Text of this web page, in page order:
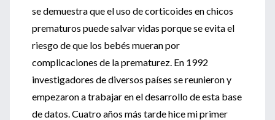
se demuestra que el uso de corticoides en chicos
prematuros puede salvar vidas porque se evita el
riesgo de que los bebés mueran por
complicaciones de la prematurez. En 1992
investigadores de diversos países se reunieron y
empezaron a trabajar en el desarrollo de esta base
de datos. Cuatro años más tarde hice mi primer